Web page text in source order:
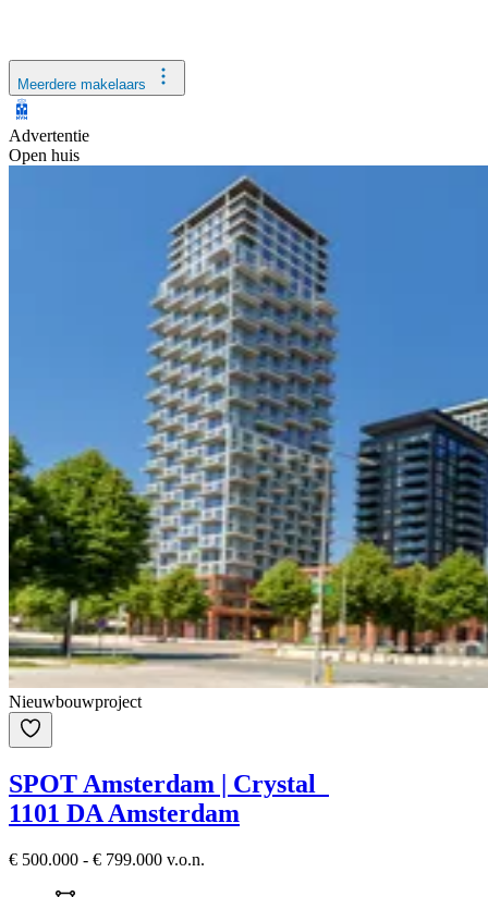
Meerdere makelaars
Advertentie
Open huis
Nieuwbouwproject
SPOT Amsterdam | Crystal
1101 DA Amsterdam
€ 500.000 - € 799.000 v.o.n.